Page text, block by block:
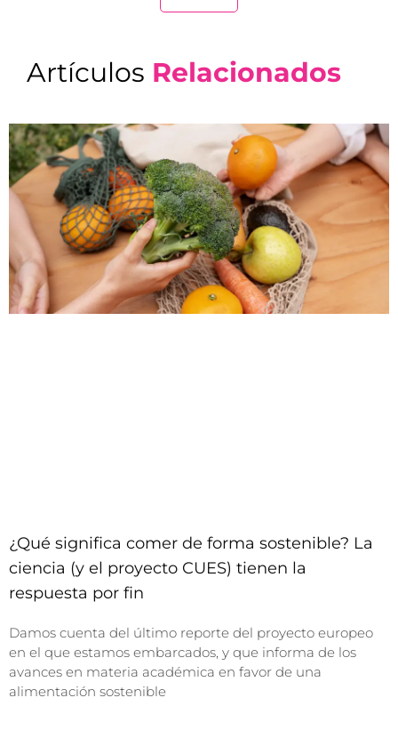
Artículos Relacionados
¿Qué significa comer de forma sostenible? La
ciencia (y el proyecto CUES) tienen la
respuesta por fin
Damos cuenta del último reporte del proyecto europeo
en el que estamos embarcados, y que informa de los
avances en materia académica en favor de una
alimentación sostenible